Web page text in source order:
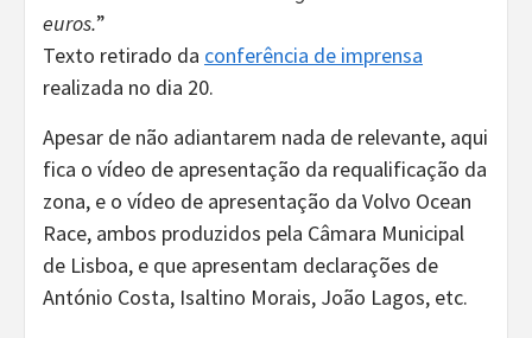
euros.”
Texto retirado da conferência de imprensa
realizada no dia 20.
Apesar de não adiantarem nada de relevante, aqui
fica o vídeo de apresentação da requalificação da
zona, e o vídeo de apresentação da Volvo Ocean
Race, ambos produzidos pela Câmara Municipal
de Lisboa, e que apresentam declarações de
António Costa, Isaltino Morais, João Lagos, etc.